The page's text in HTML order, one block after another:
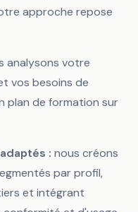
approche repose
analysons votre
vos besoins de
plan de formation sur
: nous créons
par profil,
et intégrant